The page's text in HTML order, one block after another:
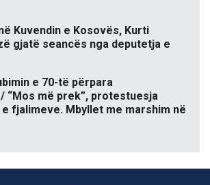
Kuvendin e Kosovës, Kurti
gjatë seancës nga deputetja e
e 70-të përpara
“Mos më prek”, protestuesja
e fjalimeve. Mbyllet me marshim në